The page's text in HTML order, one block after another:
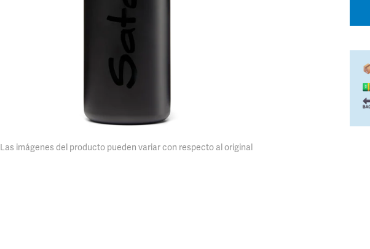
Las imágenes del producto pueden variar con respecto al original